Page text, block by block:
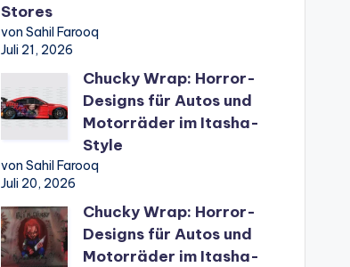
Stores
von Sahil Farooq
Juli 21, 2026
Chucky Wrap: Horror-
Designs für Autos und
Motorräder im Itasha-
Style
von Sahil Farooq
Juli 20, 2026
Chucky Wrap: Horror-
Designs für Autos und
Motorräder im Itasha-